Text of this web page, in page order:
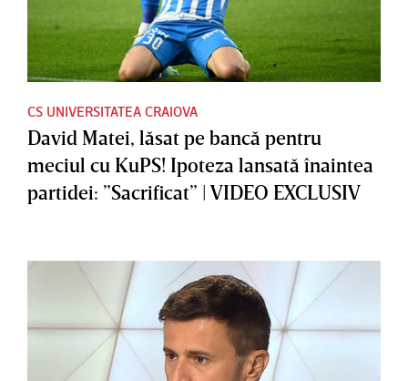
CS UNIVERSITATEA CRAIOVA
David Matei, lăsat pe bancă pentru
meciul cu KuPS! Ipoteza lansată înaintea
partidei: ”Sacrificat” | VIDEO EXCLUSIV